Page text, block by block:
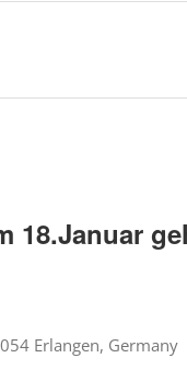
Erlangen, Germany